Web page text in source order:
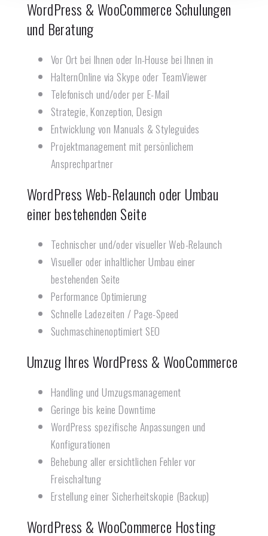
WordPress & WooCommerce Schulungen
und Beratung​
Vor Ort bei Ihnen oder In-House bei Ihnen in
HalternOnline via Skype oder TeamViewer
Telefonisch und/oder per E-Mail
Strategie, Konzeption, Design
Entwicklung von Manuals & Styleguides
Projektmanagement mit persönlichem
Ansprechpartner
WordPress Web-Relaunch oder Umbau
einer bestehenden Seite
Technischer und/oder visueller Web-Relaunch
Visueller oder inhaltlicher Umbau einer
bestehenden Seite
Performance Optimierung
Schnelle Ladezeiten / Page-Speed
Suchmaschinenoptimiert SEO
Umzug Ihres WordPress & WooCommerce
Handling und Umzugsmanagement
Geringe bis keine Downtime
WordPress spezifische Anpassungen und
Konfigurationen
Behebung aller ersichtlichen Fehler vor
Freischaltung
Erstellung einer Sicherheitskopie (Backup)
WordPress & WooCommerce Hosting